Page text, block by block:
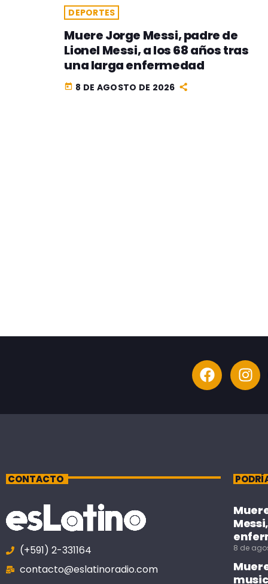
DEPORTES
Muere Jorge Messi, padre de
Lionel Messi, a los 68 años tras
una larga enfermedad
today 8 DE AGOSTO DE 2026
CONTACTO
(+591) 2-331164
contacto@eslatinoradio.com
8 de